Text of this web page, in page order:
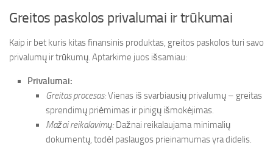
Greitos paskolos privalumai ir trūkumai
Kaip ir bet kuris kitas finansinis produktas, greitos paskolos turi savo
privalumų ir trūkumų. Aptarkime juos išsamiau:
Privalumai:
Greitas procesas:Vienas iš svarbiausių privalumų – greitas
sprendimų priėmimas ir pinigų išmokėjimas.
Mažai reikalavimų: Dažnai reikalaujama minimalių
dokumentų, todėl paslaugos prieinamumas yra didelis.